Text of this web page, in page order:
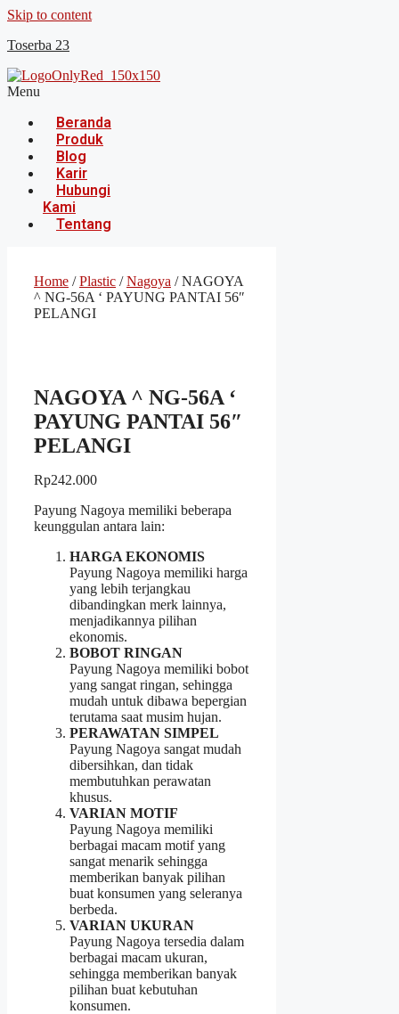
Skip to content
Toserba 23
Menu
Beranda
Produk
Blog
Karir
Hubungi
Kami
Tentang
Home /Plastic /Nagoya / NAGOYA
^ NG-56A ‘ PAYUNG PANTAI 56″
PELANGI
NAGOYA ^ NG-56A ‘
PAYUNG PANTAI 56″
PELANGI
Rp242.000
Payung Nagoya memiliki beberapa
keunggulan antara lain:
HARGA EKONOMIS
Payung Nagoya memiliki harga
yang lebih terjangkau
dibandingkan merk lainnya,
menjadikannya pilihan
ekonomis.
BOBOT RINGAN
Payung Nagoya memiliki bobot
yang sangat ringan, sehingga
mudah untuk dibawa bepergian
terutama saat musim hujan.
PERAWATAN SIMPEL
Payung Nagoya sangat mudah
dibersihkan, dan tidak
membutuhkan perawatan
khusus.
VARIAN MOTIF
Payung Nagoya memiliki
berbagai macam motif yang
sangat menarik sehingga
memberikan banyak pilihan
buat konsumen yang seleranya
berbeda.
VARIAN UKURAN
Payung Nagoya tersedia dalam
berbagai macam ukuran,
sehingga memberikan banyak
pilihan buat kebutuhan
konsumen.